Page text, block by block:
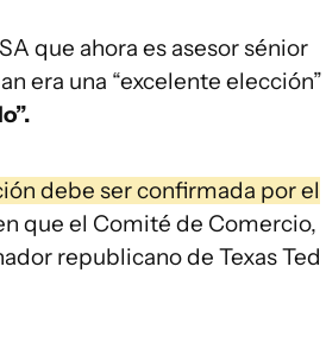
que ahora es asesor sénior
era una “excelente elección”
debe ser confirmada por el
que el Comité de Comercio,
republicano de Texas Ted